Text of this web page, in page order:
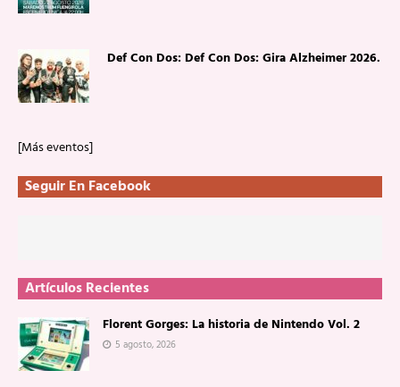
Def Con Dos: Def Con Dos: Gira Alzheimer 2026.
[Más eventos]
Seguir En Facebook
Artículos Recientes
Florent Gorges: La historia de Nintendo Vol. 2
5 agosto, 2026